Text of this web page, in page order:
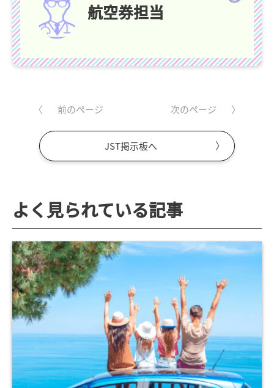
航空券担当
前のページ
JST掲示板へ
次のページ
よく見られている記事